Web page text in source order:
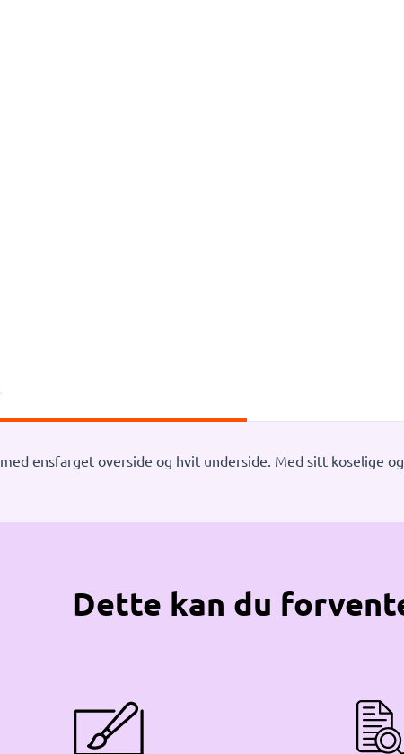
ensfarget overside og hvit underside. Med sitt koselige
Dette kan du